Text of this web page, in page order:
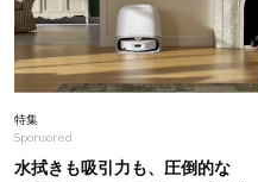
Fashion
40代の夏旅に
アンド セシリ
特集
Sponsored
水拭きも吸引力も、圧倒的な